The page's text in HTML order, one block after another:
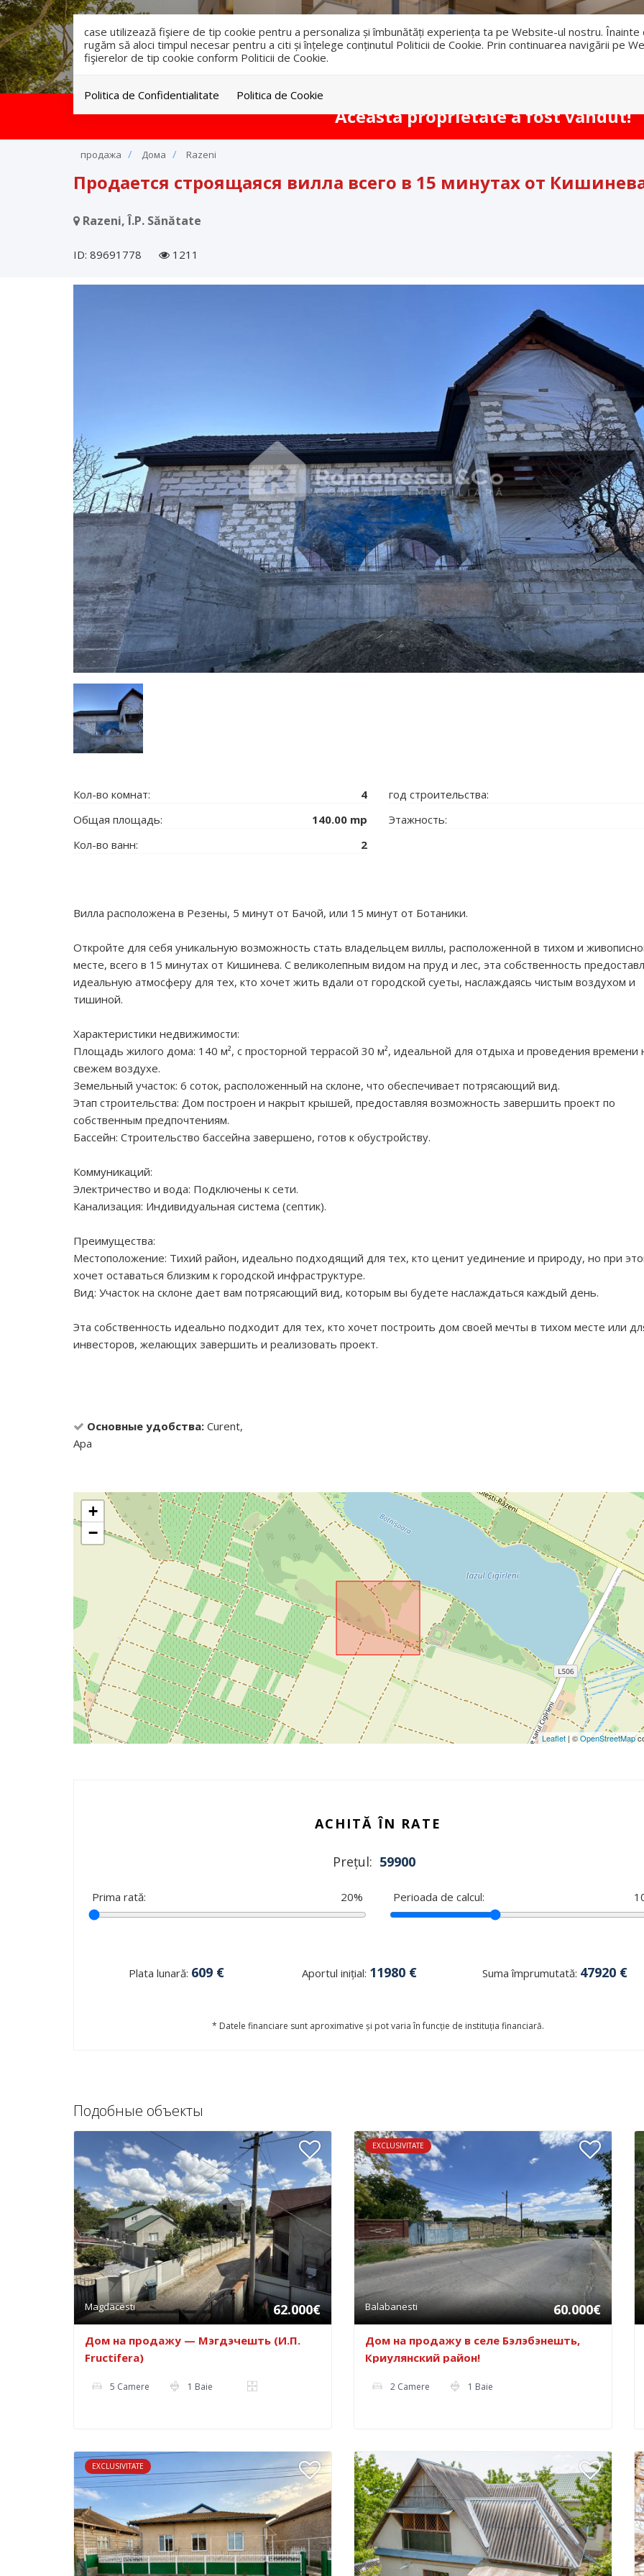
case utilizează fişiere de tip cookie pentru a personaliza și îmbunătăți experiența ta pe Website-ul nostru.
rugăm să aloci timpul necesar pentru a citi și înțelege conținutul Politicii de Cookie. Prin continuarea navigării pe
fişierelor de tip cookie conform Politicii de Cookie.
Politica de Confidentialitate Politica de Cookie
Aceasta proprietate a fost vandut!
продажа Дома Razeni
Продается строящаяся вилла всего в 15 минутах от
Razeni, Î.P. Sănătate
ID: 89691778 1211
Кол-во комнат:
4
Общая площадь:
140.00 mp
Кол-во ванн:
2
год строительства:
Этажность:
Вилла расположена в Резены, 5 минут от Бачой, или 15 минут от Ботаники.
Откройте для себя уникальную возможность стать владельцем виллы, расположенной в тихом и
месте, всего в 15 минутах от Кишинева. С великолепным видом на пруд и лес, эта собственность
идеальную атмосферу для тех, кто хочет жить вдали от городской суеты, наслаждаясь чистым воздухом и
тишиной.
Характеристики недвижимости:
Площадь жилого дома: 140 м², с просторной террасой 30 м², идеальной для отдыха и проведения времени
свежем воздухе.
Земельный участок: 6 соток, расположенный на склоне, что обеспечивает потрясающий вид.
Этап строительства: Дом построен и накрыт крышей, предоставляя возможность завершить проект по
собственным предпочтениям.
Бассейн: Строительство бассейна завершено, готов к обустройству.
Коммуникаций:
Электричество и вода: Подключены к сети.
Канализация: Индивидуальная система (септик).
Преимущества:
Местоположение: Тихий район, идеально подходящий для тех, кто ценит уединение и природу, но при
хочет оставаться близким к городской инфраструктуре.
Вид: Участок на склоне дает вам потрясающий вид, которым вы будете наслаждаться каждый день.
Эта собственность идеально подходит для тех, кто хочет построить дом своей мечты в тихом месте или
инвесторов, желающих завершить и реализовать проект.
Основные удобства: Curent,
Apa
+
−
Leaflet| ©OpenStreetMap
ACHITĂ ÎN RATE
Prețul: 59900
Prima rată: 20% Perioada de calcul:
Plata lunară: 609€ Aportul inițial: 11980€ Suma împrumutată: 47920€
* Datele financiare sunt aproximative și pot varia în funcție de instituția financiară.
Подобные объекты
Magdacesti 62.000€
Дом на продажу — Мэгдэчешть (И.П.
Fructifera)
5 Camere 1 Baie
EXCLUSIVITATE
Balabanesti 60.000€
Дом на продажу в селе Бэлэбэнешть,
Криулянский район!
2 Camere 1 Baie
EXCLUSIVITATE